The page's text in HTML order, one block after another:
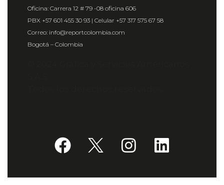
Oficina: Carrera 12 # 79 -08 oficina 606
PBX +57 601 455 30 93 | Celular +57 317 575 67 58
Correo: info@reportcolombia.com
Bogotá – Colombia